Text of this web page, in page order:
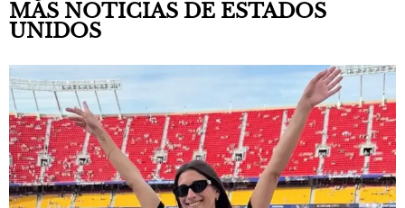
MÁS NOTICIAS DE ESTADOS
UNIDOS